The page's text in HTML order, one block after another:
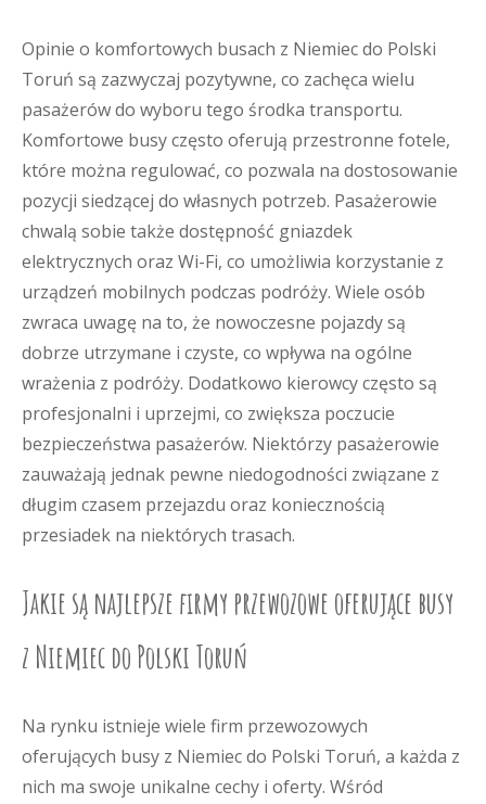
Opinie o komfortowych busach z Niemiec do Polski
Toruń są zazwyczaj pozytywne, co zachęca wielu
pasażerów do wyboru tego środka transportu.
Komfortowe busy często oferują przestronne fotele,
które można regulować, co pozwala na dostosowanie
pozycji siedzącej do własnych potrzeb. Pasażerowie
chwalą sobie także dostępność gniazdek
elektrycznych oraz Wi-Fi, co umożliwia korzystanie z
urządzeń mobilnych podczas podróży. Wiele osób
zwraca uwagę na to, że nowoczesne pojazdy są
dobrze utrzymane i czyste, co wpływa na ogólne
wrażenia z podróży. Dodatkowo kierowcy często są
profesjonalni i uprzejmi, co zwiększa poczucie
bezpieczeństwa pasażerów. Niektórzy pasażerowie
zauważają jednak pewne niedogodności związane z
długim czasem przejazdu oraz koniecznością
przesiadek na niektórych trasach.
Jakie są najlepsze firmy przewozowe oferujące busy
z Niemiec do Polski Toruń
Na rynku istnieje wiele firm przewozowych
oferujących busy z Niemiec do Polski Toruń, a każda z
nich ma swoje unikalne cechy i oferty. Wśród